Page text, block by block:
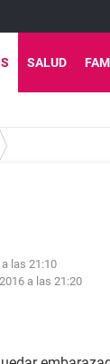
SALUD
las 21:10
a las 21:20